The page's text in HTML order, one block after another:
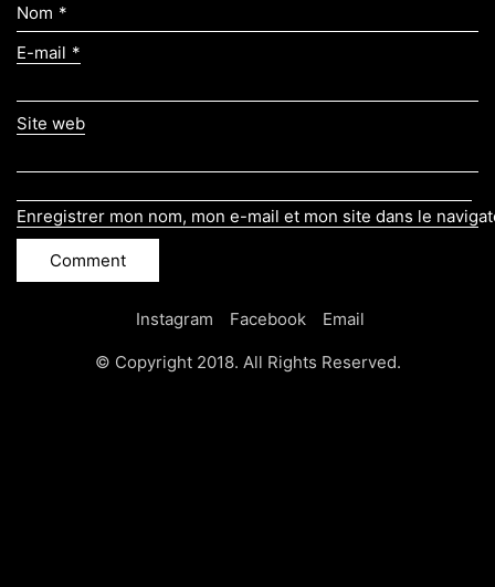
Nom *
E-mail *
Site web
Enregistrer mon nom, mon e-mail et mon site dans le
Instagram Facebook Email
© Copyright 2018. All Rights Reserved.